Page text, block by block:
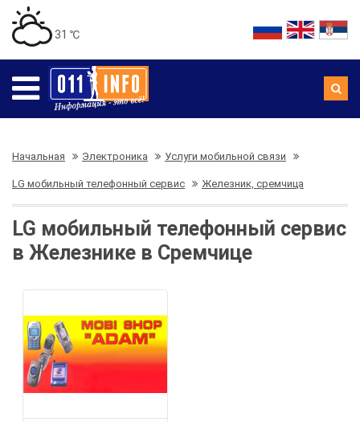
31 ℃
Начальная Электроника Услуги мобильной связи
LG мобильный телефонный сервис Железник, сремчица
LG мобильный телефонный сервис
в Железнике в Сремчице